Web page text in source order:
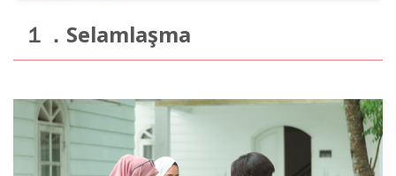
１．Selamlaşma